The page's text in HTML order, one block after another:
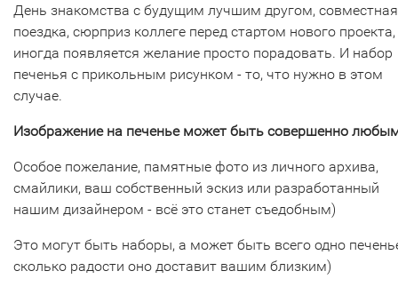
День знакомства с будущим лучшим другом, совместная
поездка, сюрприз коллеге перед стартом нового
иногда появляется желание просто порадовать. И набор
печенья с прикольным рисунком - то, что нужно в этом
случае.
Изображение на печенье может быть совершенно
Особое пожелание, памятные фото из личного архива,
смайлики, ваш собственный эскиз или разработанный
нашим дизайнером - всё это станет съедобным)
Это могут быть наборы, а может быть всего одно
сколько радости оно доставит вашим близким)